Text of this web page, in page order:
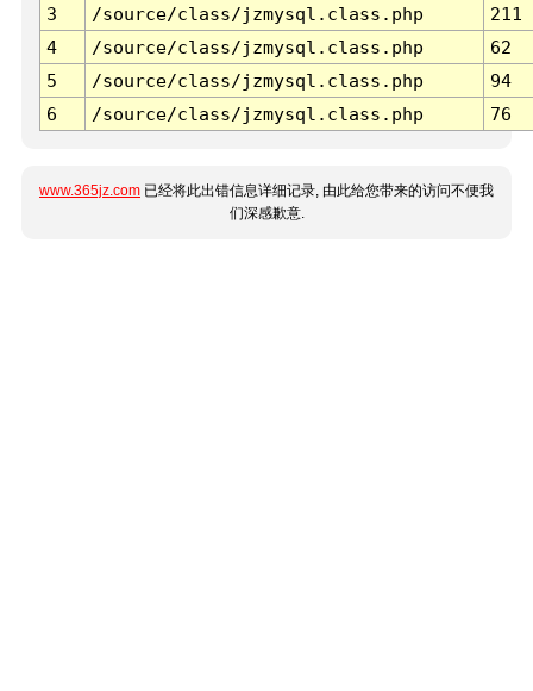
3 /source/class/jzmysql.class.php
211
4
/source/class/jzmysql.class.php
62
5
/source/class/jzmysql.class.php
94
6
/source/class/jzmysql.class.php 76
www.365jz.com 已经将此出错信息详细记录, 由此给您带来的访问不便我
们深感歉意.